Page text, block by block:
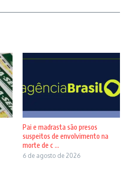
Pai e madrasta são presos
suspeitos de envolvimento na
morte de c ...
6 de agosto de 2026